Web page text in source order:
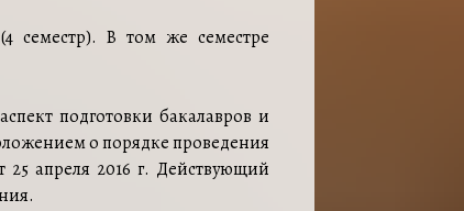
семестр). В том же семестре
подготовки бакалавров и
о порядке проведения
25 апреля 2016 г. Действующий